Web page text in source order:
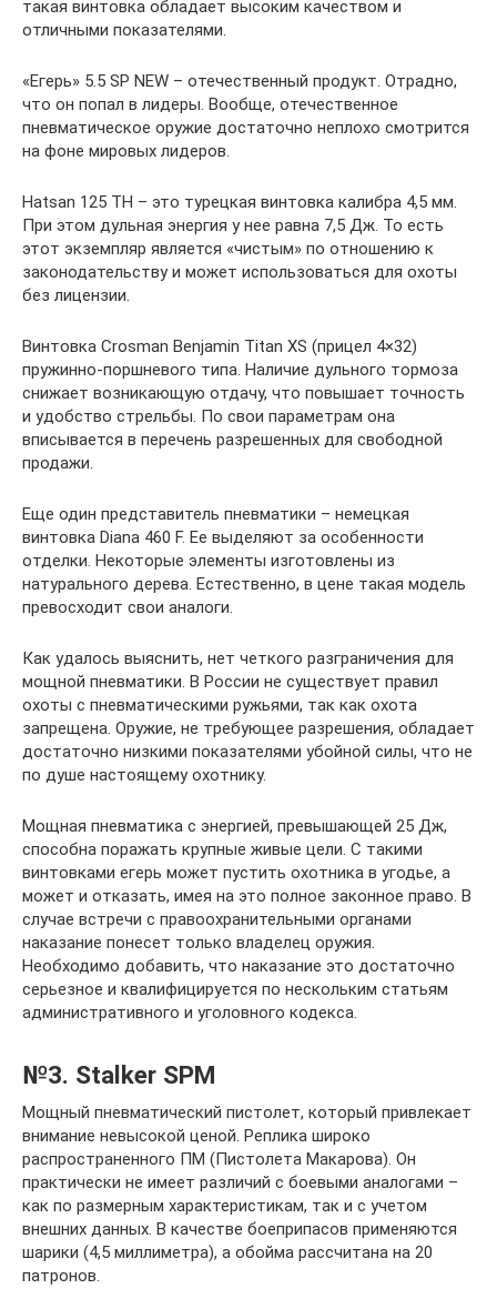
такая винтовка обладает высоким качеством и
отличными показателями.
«Егерь» 5.5 SP NEW – отечественный продукт. Отрадно,
что он попал в лидеры. Вообще, отечественное
пневматическое оружие достаточно неплохо смотрится
на фоне мировых лидеров.
Hatsan 125 TH – это турецкая винтовка калибра 4,5 мм.
При этом дульная энергия у нее равна 7,5 Дж. То есть
этот экземпляр является «чистым» по отношению к
законодательству и может использоваться для охоты
без лицензии.
Винтовка Crosman Benjamin Titan XS (прицел 4×32)
пружинно-поршневого типа. Наличие дульного тормоза
снижает возникающую отдачу, что повышает точность
и удобство стрельбы. По свои параметрам она
вписывается в перечень разрешенных для свободной
продажи.
Еще один представитель пневматики – немецкая
винтовка Diana 460 F. Ее выделяют за особенности
отделки. Некоторые элементы изготовлены из
натурального дерева. Естественно, в цене такая модель
превосходит свои аналоги.
Как удалось выяснить, нет четкого разграничения для
мощной пневматики. В России не существует правил
охоты с пневматическими ружьями, так как охота
запрещена. Оружие, не требующее разрешения, обладает
достаточно низкими показателями убойной силы, что не
по душе настоящему охотнику.
Мощная пневматика с энергией, превышающей 25 Дж,
способна поражать крупные живые цели. С такими
винтовками егерь может пустить охотника в угодье, а
может и отказать, имея на это полное законное право. В
случае встречи с правоохранительными органами
наказание понесет только владелец оружия.
Необходимо добавить, что наказание это достаточно
серьезное и квалифицируется по нескольким статьям
административного и уголовного кодекса.
№3. Stalker SPM
Мощный пневматический пистолет, который привлекает
внимание невысокой ценой. Реплика широко
распространенного ПМ (Пистолета Макарова). Он
практически не имеет различий с боевыми аналогами –
как по размерным характеристикам, так и с учетом
внешних данных. В качестве боеприпасов применяются
шарики (4,5 миллиметра), а обойма рассчитана на 20
патронов.